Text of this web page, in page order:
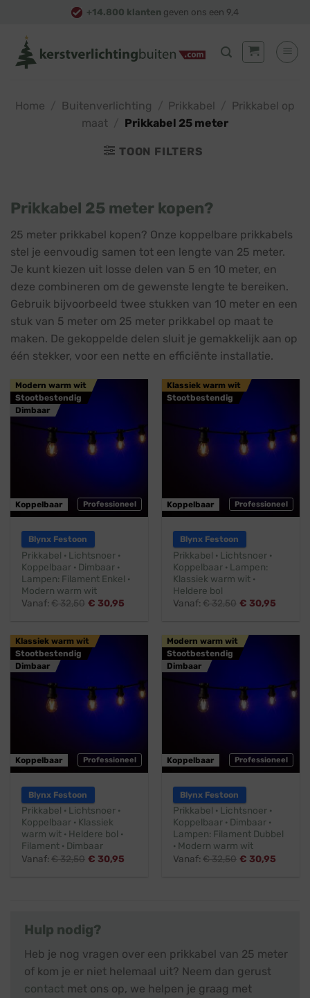
content
+14.800 klanten geven ons een 9,4
Home Buitenverlichting Prikkabel
Prikkabel op
maat
Prikkabel 25 meter
TOON FILTERS
Prikkabel 25 meter kopen?
25 meter prikkabel kopen? Onze koppelbare prikkabels
stel je eenvoudig samen tot een lengte van 25 meter.
Je kunt kiezen uit losse delen van 5 en 10 meter, en
deze combineren om de gewenste lengte te bereiken.
Gebruik bijvoorbeeld twee stukken van 10 meter en een
stuk van 5 meter om 25 meter prikkabel op maat te
maken. De gekoppelde delen sluit je gemakkelijk aan op
één stekker, voor een nette en efficiënte installatie.
Professioneel
Modern warm wit
Stootbestendig
Dimbaar
Koppelbaar
Blynx Festoon
Prikkabel · Lichtsnoer ·
Koppelbaar · Dimbaar ·
Lampen: Filament Enkel ·
Modern warm wit
Vanaf:€32,50 € 30,95
Professioneel
Klassiek warm wit
Stootbestendig
Koppelbaar
Blynx Festoon
Prikkabel · Lichtsnoer ·
Koppelbaar · Lampen:
Klassiek warm wit ·
Heldere bol
Vanaf:€32,50 € 30,95
Professioneel
Klassiek warm wit
Stootbestendig
Dimbaar
Koppelbaar
Blynx Festoon
Prikkabel · Lichtsnoer ·
Koppelbaar · Klassiek
warm wit · Heldere bol ·
Filament · Dimbaar
Vanaf:€32,50 € 30,95
Professioneel
Modern warm wit
Stootbestendig
Dimbaar
Koppelbaar
Blynx Festoon
Prikkabel · Lichtsnoer ·
Koppelbaar · Dimbaar ·
Lampen: Filament Dubbel
· Modern warm wit
Vanaf:€32,50 € 30,95
Hulp nodig?
Heb je nog vragen over een prikkabel van 25 meter
of kom je er niet helemaal uit? Neem dan gerust
contact met ons op, we helpen je graag met